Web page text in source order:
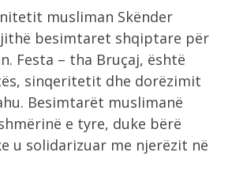
musliman Skënder
besimtaret shqiptare për
Festa – tha Bruçaj, është
sinqeritetit dhe dorëzimit
Besimtarët muslimanë
e tyre, duke bërë
u solidarizuar me njerëzit në